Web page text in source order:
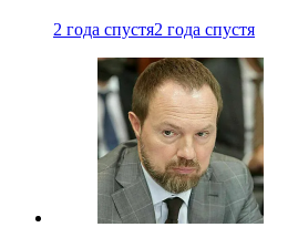
2 года спустя2 года спустя